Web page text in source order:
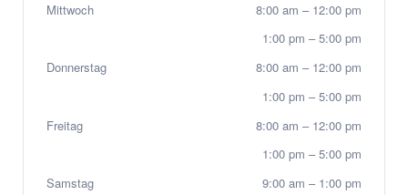
Mittwoch
8:00 am – 12:00 pm
1:00 pm –5:00 pm
Donnerstag
8:00 am – 12:00 pm
1:00 pm –5:00 pm
Freitag
8:00 am – 12:00 pm
1:00 pm –5:00 pm
Samstag
9:00 am – 1:00 pm